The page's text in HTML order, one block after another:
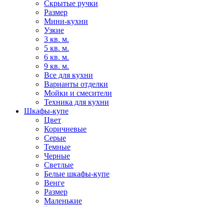
Скрытые ручки
Размер
Мини-кухни
Узкие
3 кв. м.
5 кв. м.
6 кв. м.
9 кв. м.
Все для кухни
Варианты отделки
Мойки и смесители
Техника для кухни
Шкафы-купе
Цвет
Коричневые
Серые
Темные
Черные
Светлые
Белые шкафы-купе
Венге
Размер
Маленькие